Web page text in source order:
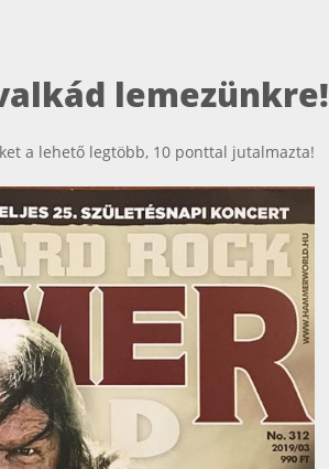
lemezünkre!
a lehető legtöbb, 10 ponttal jutalmazta!